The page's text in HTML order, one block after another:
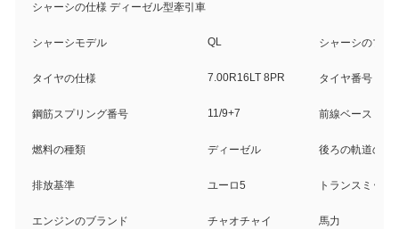
シャーシの仕様 ディーゼル型牽引車
シャーシモデル QL シャーシのブラ
タイヤの仕様 7.00R16LT 8PR タイヤ番号
鋼筋スプリング番号 11/9+7 前線ベース (mm)
燃料の種類 ディーゼル 後ろの軌道のベ
排放基準 ユーロ5 トランスミッシ
エンジンのブランド チャオチャイ 馬力